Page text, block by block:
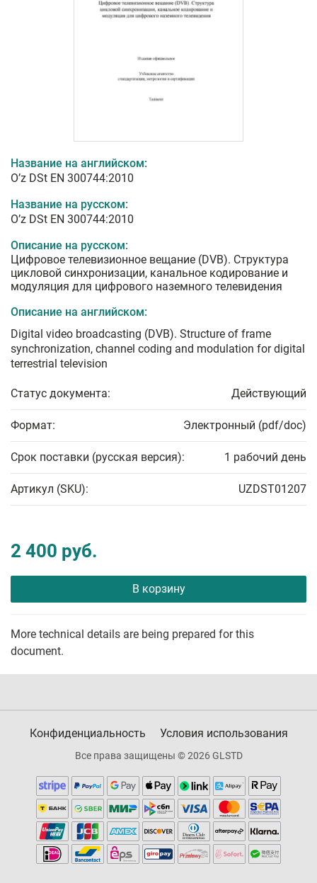
Название на английском:
O’z DSt ЕN 300744:2010
Название на русском:
O’z DSt ЕN 300744:2010
Описание на русском:
Цифровое телевизионное вещание (DVВ). Структура
цикловой синхронизации, канальное кодирование и
модуляция для цифрового наземного телевидения
Описание на английском:
Digital video broadcasting (DVB). Structure of frame
synchronization, channel coding and modulation for digital
terrestrial television
Статус документа: Действующий
Формат: Электронный (pdf/doc)
Срок поставки (русская версия): 1 рабочий день
Артикул (SKU): UZDST01207
2 400 руб.
В корзину
More technical details are being prepared for this
document.
Конфиденциальность Условия использования
Все права защищены © 2026 GLSTD